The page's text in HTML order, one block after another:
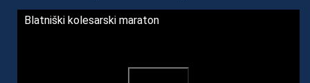
Blatniški kolesarski maraton